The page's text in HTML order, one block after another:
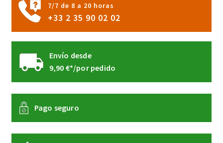
7/7 de 8 a 20 horas
+33 2 35 90 02 02
Envío desde
9,90 €*/por pedido
Pago seguro